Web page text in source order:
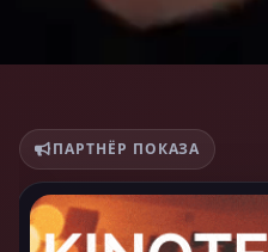
ПАРТНЁР ПОКАЗА